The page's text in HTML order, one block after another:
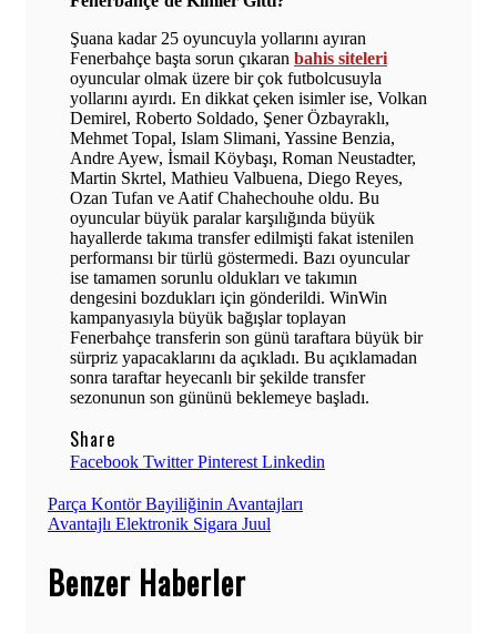
Şuana kadar 25 oyuncuyla yollarını ayıran
Fenerbahçe başta sorun çıkaran bahis siteleri
oyuncular olmak üzere bir çok futbolcusuyla
yollarını ayırdı. En dikkat çeken isimler ise, Volkan
Demirel, Roberto Soldado, Şener Özbayraklı,
Mehmet Topal, Islam Slimani, Yassine Benzia,
Andre Ayew, İsmail Köybaşı, Roman Neustadter,
Martin Skrtel, Mathieu Valbuena, Diego Reyes,
Ozan Tufan ve Aatif Chahechouhe oldu. Bu
oyuncular büyük paralar karşılığında büyük
hayallerde takıma transfer edilmişti fakat istenilen
performansı bir türlü göstermedi. Bazı oyuncular
ise tamamen sorunlu oldukları ve takımın
dengesini bozdukları için gönderildi. WinWin
kampanyasıyla büyük bağışlar toplayan
Fenerbahçe transferin son günü taraftara büyük bir
sürpriz yapacaklarını da açıkladı. Bu açıklamadan
sonra taraftar heyecanlı bir şekilde transfer
sezonunun son gününü beklemeye başladı.
Share
Facebook TwitterPinterest Linkedin
Yazı
Parça Kontör Bayiliğinin Avantajları
Avantajlı Elektronik Sigara Juul
Benzer Haberler